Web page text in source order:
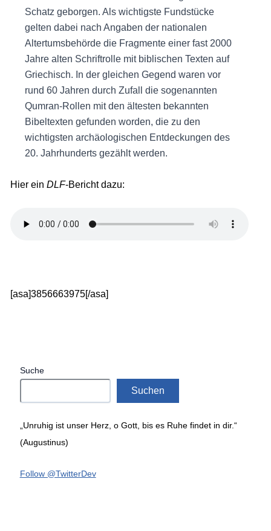
Schatz geborgen. Als wichtigste Fundstücke
gelten dabei nach Angaben der nationalen
Altertumsbehörde die Fragmente einer fast 2000
Jahre alten Schriftrolle mit biblischen Texten auf
Griechisch. In der gleichen Gegend waren vor
rund 60 Jahren durch Zufall die sogenannten
Qumran-Rollen mit den ältesten bekannten
Bibeltexten gefunden worden, die zu den
wichtigsten archäologischen Entdeckungen des
20. Jahrhunderts gezählt werden.
Hier ein DLF-Bericht dazu:
[asa]3856663975[/asa]
Suche
Suchen
„Unruhig ist unser Herz, o Gott, bis es Ruhe findet in dir.“
(Augustinus)
Follow @TwitterDev